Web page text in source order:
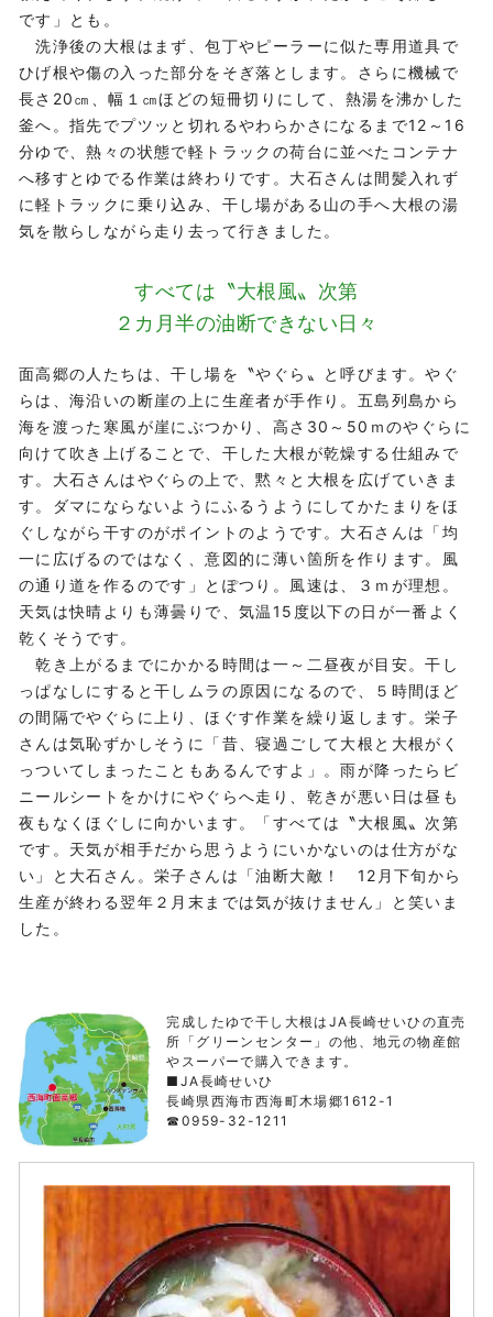
です」とも。
洗浄後の大根はまず、包丁やピーラーに似た専用道具で
ひげ根や傷の入った部分をそぎ落とします。さらに機械で
長さ20㎝、幅１㎝ほどの短冊切りにして、熱湯を沸かした
釜へ。指先でプツッと切れるやわらかさになるまで12～16
分ゆで、熱々の状態で軽トラックの荷台に並べたコンテナ
へ移すとゆでる作業は終わりです。大石さんは間髪入れず
に軽トラックに乗り込み、干し場がある山の手へ大根の湯
気を散らしながら走り去って行きました。
すべては〝大根風〟次第
２カ月半の油断できない日々
面高郷の人たちは、干し場を〝やぐら〟と呼びます。やぐ
らは、海沿いの断崖の上に生産者が手作り。五島列島から
海を渡った寒風が崖にぶつかり、高さ30～50ｍのやぐらに
向けて吹き上げることで、干した大根が乾燥する仕組みで
す。大石さんはやぐらの上で、黙々と大根を広げていきま
す。ダマにならないようにふるうようにしてかたまりをほ
ぐしながら干すのがポイントのようです。大石さんは「均
一に広げるのではなく、意図的に薄い箇所を作ります。風
の通り道を作るのです」とぽつり。風速は、３ｍが理想。
天気は快晴よりも薄曇りで、気温15度以下の日が一番よく
乾くそうです。
乾き上がるまでにかかる時間は一～二昼夜が目安。干し
っぱなしにすると干しムラの原因になるので、５時間ほど
の間隔でやぐらに上り、ほぐす作業を繰り返します。栄子
さんは気恥ずかしそうに「昔、寝過ごして大根と大根がく
っついてしまったこともあるんですよ」。雨が降ったらビ
ニールシートをかけにやぐらへ走り、乾きが悪い日は昼も
夜もなくほぐしに向かいます。「すべては〝大根風〟次第
です。天気が相手だから思うようにいかないのは仕方がな
い」と大石さん。栄子さんは「油断大敵！ 12月下旬から
生産が終わる翌年２月末までは気が抜けません」と笑いま
した。
完成したゆで干し大根はJA長崎せいひの直売
所「グリーンセンター」の他、地元の物産館
やスーパーで購入できます。
■JA長崎せいひ
長崎県西海市西海町木場郷1612-1
☎0959-32-1211